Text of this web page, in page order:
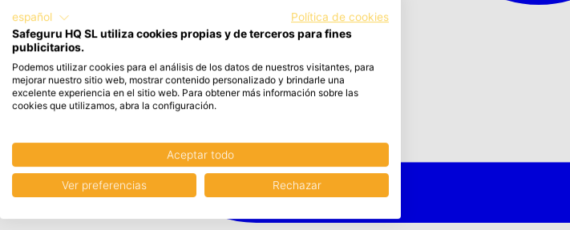
español
Política de cookies
Safeguru HQ SL utiliza cookies propias y de terceros para fines
publicitarios.
Podemos utilizar cookies para el análisis de los datos de nuestros visitantes, para
mejorar nuestro sitio web, mostrar contenido personalizado y brindarle una
excelente experiencia en el sitio web. Para obtener más información sobre las
cookies que utilizamos, abra la configuración.
Aceptar todo
Ver preferencias Rechazar